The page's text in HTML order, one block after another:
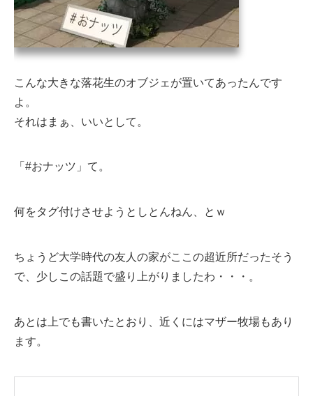
こんな大きな落花生のオブジェが置いてあったんです
よ。
それはまぁ、いいとして。
「#おナッツ」て。
何をタグ付けさせようとしとんねん、とｗ
ちょうど大学時代の友人の家がここの超近所だったそう
で、少しこの話題で盛り上がりましたわ・・・。
あとは上でも書いたとおり、近くにはマザー牧場もあり
ます。